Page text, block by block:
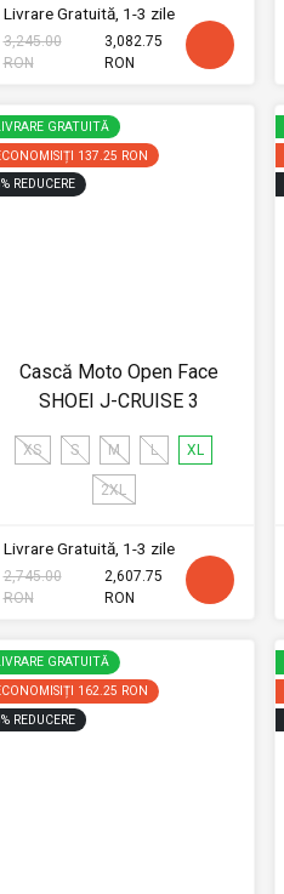
Livrare Gratuită, 1-3 zile
3,245.00
RON
3,082.75
RON
GRATUITĂ
137.25 RON
% REDUCERE
Cască Moto Open Face
SHOEI J-CRUISE 3
XS S M L XL
2XL
Livrare Gratuită, 1-3 zile
2,745.00
RON
2,607.75
RON
GRATUITĂ
162.25 RON
% REDUCERE